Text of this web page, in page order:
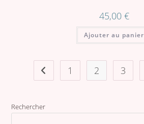
45,00 €
Ajouter au panier
1 2 3
Rechercher